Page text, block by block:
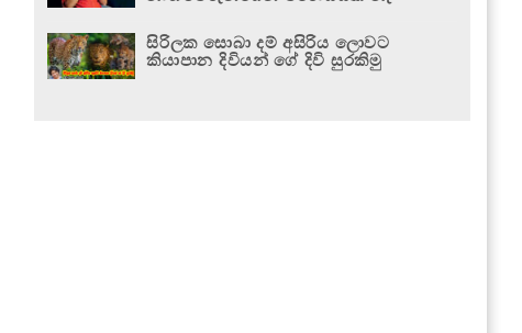
සිරිලක සොබා දම් අසිරිය ලොවට
කියාපාන දිවියන් ගේ දිවි සුරකිමු